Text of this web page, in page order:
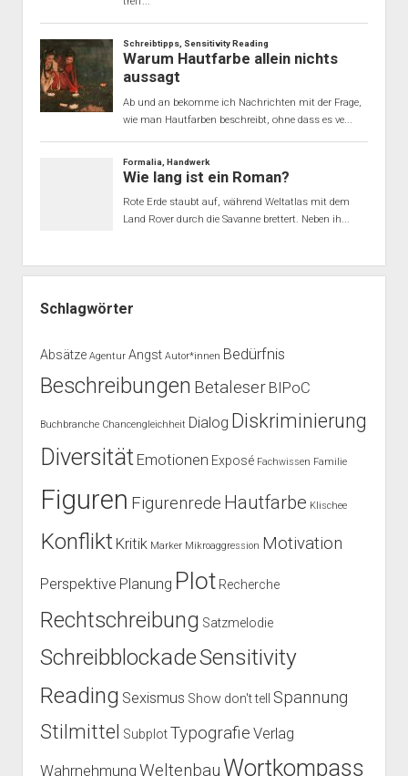
Schlagwörter
Absätze Agentur Angst Autor*innen Bedürfnis
Beschreibungen Betaleser BIPoC
Buchbranche Chancengleichheit Dialog Diskriminierung
Diversität Emotionen Exposé Fachwissen Familie
Figuren Figurenrede Hautfarbe Klischee
Konflikt Kritik Marker Mikroaggression Motivation
Perspektive Planung Plot Recherche
Rechtschreibung Satzmelodie
SchreibblockadeSensitivity
Reading Sexismus Show don't tell Spannung
Stilmittel Subplot Typografie Verlag
Wahrnehmung WeltenbauWortkompass